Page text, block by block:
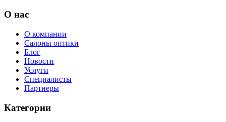
О нас
О компании
Салоны оптики
Блог
Новости
Услуги
Специалисты
Партнеры
Категории